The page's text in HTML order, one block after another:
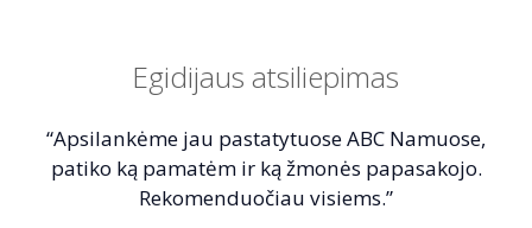
Egidijaus atsiliepimas
“Apsilankėme jau pastatytuose ABC Namuose,
patiko ką pamatėm ir ką žmonės papasakojo.
Rekomenduočiau visiems.”